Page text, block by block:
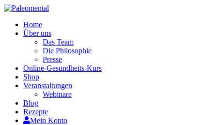
Home
Über uns
Das Team
Die Philosophie
Presse
Online-Gesundheits-Kurs
Shop
Veranstaltungen
Webinare
Blog
Rezepte
Mein Konto